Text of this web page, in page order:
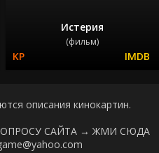
Истерия
(фильм)
описания кинокартин.
САЙТА → ЖМИ СЮДА